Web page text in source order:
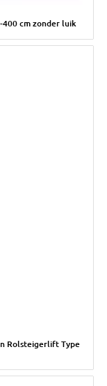
cm zonder luik
Rolsteigerlift Type